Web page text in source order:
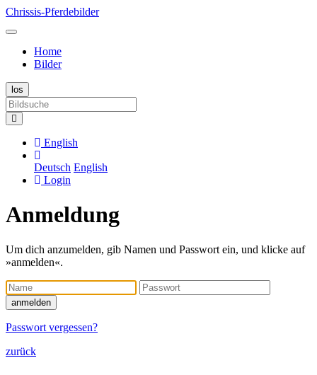
Chrissis-Pferdebilder
Home
Bilder
English
Deutsch English
Login
Anmeldung
Um dich anzumelden, gib Namen und Passwort ein, und klicke auf
»anmelden«.
Name
Passwort
anmelden
Passwort vergessen?
zurück